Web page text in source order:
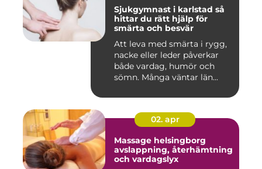
Sjukgymnast i karlstad så
hittar du rätt hjälp för
smärta och besvär
Att leva med smärta i rygg,
nacke eller leder påverkar
både vardag, humör och
sömn. Många väntar län...
02. apr
Massage helsingborg
avslappning, återhämtning
och vardagslyx